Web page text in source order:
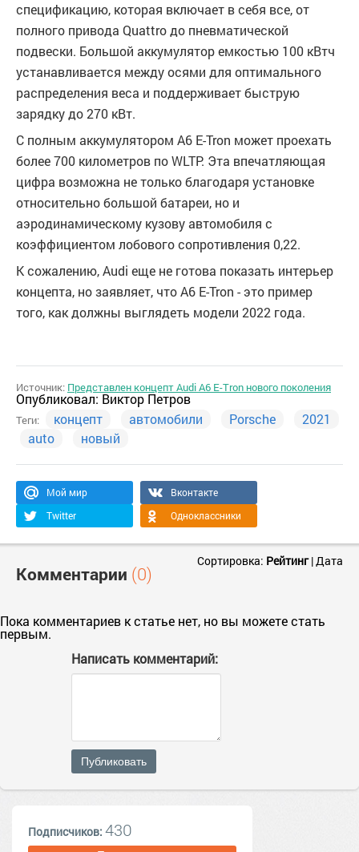
спецификацию, которая включает в себя все, от
полного привода Quattro до пневматической
подвески. Большой аккумулятор емкостью 100 кВтч
устанавливается между осями для оптимального
распределения веса и поддерживает быструю
зарядку до 270 кВт.
С полным аккумулятором A6 E-Tron может проехать
более 700 километров по WLTP. Эта впечатляющая
цифра возможна не только благодаря установке
относительно большой батареи, но и
аэродинамическому кузову автомобиля с
коэффициентом лобового сопротивления 0,22.
К сожалению, Audi еще не готова показать интерьер
концепта, но заявляет, что A6 E-Tron - это пример
того, как должны выглядеть модели 2022 года.
Источник: Представлен концепт Audi A6 E-Tron нового поколения
Опубликовал: Виктор Петров
Теги: концепт автомобили Porsche
2021
auto
новый
Мой мир
Вконтакте
Twitter
Одноклассники
Комментарии (0)
Сортировка: Рейтинг|Дата
Пока комментариев к статье нет, но вы можете стать
первым.
Написать комментарий:
Публиковать
Подписчиков: 430